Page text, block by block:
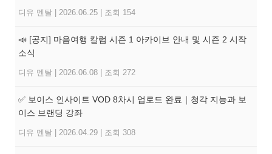
디유 멘탈 2026.06.25 조회 154
📣 [공지] 마음여행 칼럼 시즌 1 아카이브 안내 및 시즌 2 시작
소식
디유 멘탈 2026.06.08 조회 272
✅ 보이스 인사이트 VOD 8차시 업로드 완료｜청각 지능과 보
이스 브랜딩 강좌
디유 멘탈 2026.04.29 조회 308